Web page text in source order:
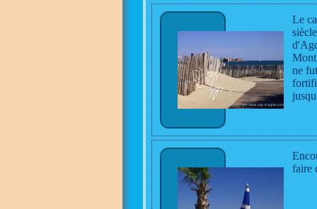
Le
Mont
ne
faire